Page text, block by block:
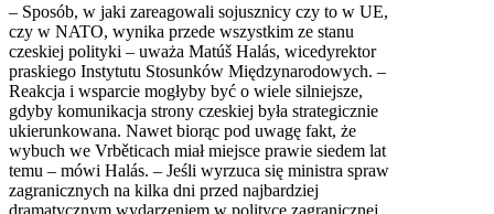
– Sposób, w jaki zareagowali sojusznicy czy to w UE,
czy w NATO, wynika przede wszystkim ze stanu
czeskiej polityki – uważa Matúš Halás, wicedyrektor
praskiego Instytutu Stosunków Międzynarodowych. –
Reakcja i wsparcie mogłyby być o wiele silniejsze,
gdyby komunikacja strony czeskiej była strategicznie
ukierunkowana. Nawet biorąc pod uwagę fakt, że
wybuch we Vrběticach miał miejsce prawie siedem lat
temu – mówi Halás. – Jeśli wyrzuca się ministra spraw
zagranicznych na kilka dni przed najbardziej
dramatycznym wydarzeniem w polityce zagranicznej